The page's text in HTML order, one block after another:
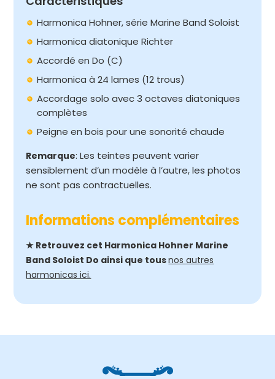
Harmonica Hohner, série Marine Band Soloist
Harmonica diatonique Richter
Accordé en Do (C)
Harmonica à 24 lames (12 trous)
Accordage solo avec 3 octaves diatoniques
complètes
Peigne en bois pour une sonorité chaude
Remarque: Les teintes peuvent varier
sensiblement d’un modèle à l’autre, les photos
ne sont pas contractuelles.
Informations complémentaires
★ Retrouvez cet Harmonica Hohner Marine
Band Soloist Do ainsi que tousnos autres
harmonicas ici.